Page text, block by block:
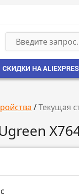
СКИДКИ НА
/Текущая